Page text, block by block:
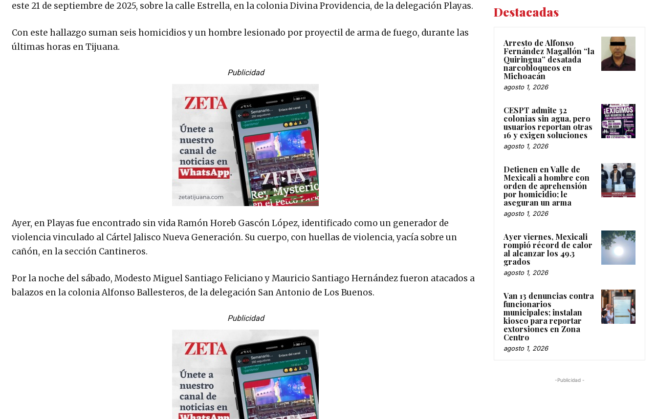
este 21 de septiembre de 2025, sobre la calle Estrella, en la colonia Divina Providencia, de la delegación Playas.
Con este hallazgo suman seis homicidios y un hombre lesionado por proyectil de arma de fuego, durante las
últimas horas en Tijuana.
Publicidad
Ayer, en Playas fue encontrado sin vida Ramón Horeb Gascón López, identificado como un generador de
violencia vinculado al Cártel Jalisco Nueva Generación. Su cuerpo, con huellas de violencia, yacía sobre un
cañón, en la sección Cantineros.
Por la noche del sábado, Modesto Miguel Santiago Feliciano y Mauricio Santiago Hernández fueron atacados a
balazos en la colonia Alfonso Ballesteros, de la delegación San Antonio de Los Buenos.
Publicidad
Destacadas
Arresto de Alfonso
Fernández Magallón “la
Quiringua” desatada
narcobloqueos en
Michoacán
agosto 1, 2026
CESPT admite 32
colonias sin agua, pero
usuarios reportan otras
16 y exigen soluciones
agosto 1, 2026
Detienen en Valle de
Mexicali a hombre con
orden de aprehensión
por homicidio; le
aseguran un arma
agosto 1, 2026
Ayer viernes, Mexicali
rompió récord de calor
al alcanzar los 49.3
grados
agosto 1, 2026
Van 13 denuncias contra
funcionarios
municipales; instalan
kiosco para reportar
extorsiones en Zona
Centro
agosto 1, 2026
-Publicidad -